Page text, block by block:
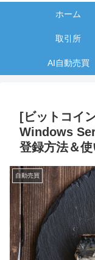
ホーム
取引所
AI自動売買
[ビットコイ
Windows
登録方法＆
自動売買